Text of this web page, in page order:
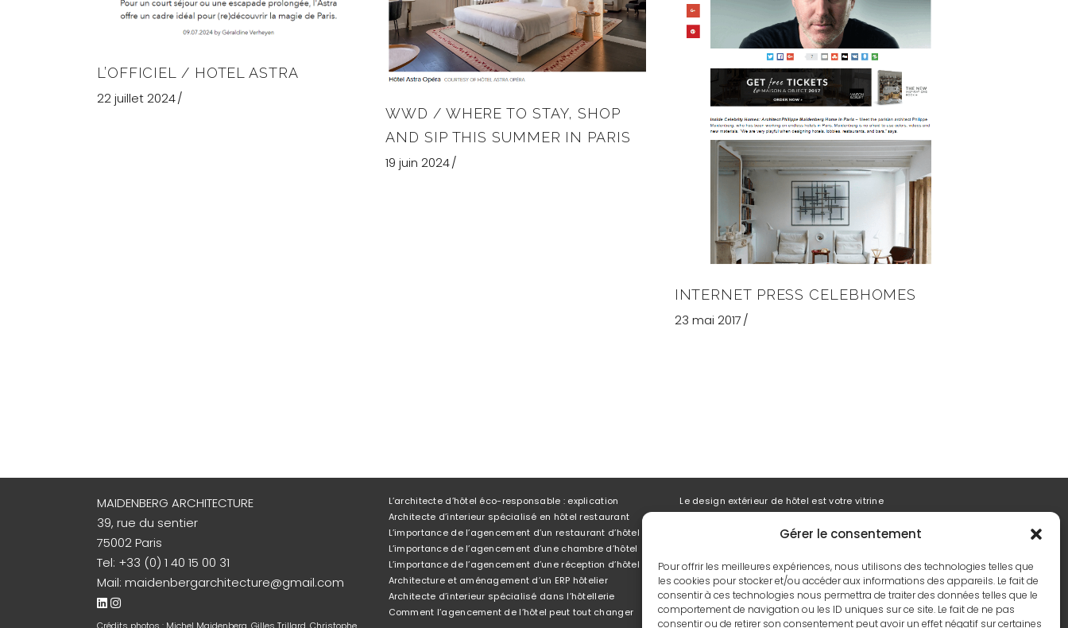
Gérer le consentement
Pour offrir les meilleures expériences, nous utilisons des technologies telles que
les cookies pour stocker et/ou accéder aux informations des appareils. Le fait de
consentir à ces technologies nous permettra de traiter des données telles que le
comportement de navigation ou les ID uniques sur ce site. Le fait de ne pas
consentir ou de retirer son consentement peut avoir un effet négatif sur certaines
L’OFFICIEL / HOTEL ASTRA
22 juillet 2024
WWD / WHERE TO STAY, SHOP
AND SIP THIS SUMMER IN PARIS
19 juin 2024
INTERNET PRESS CELEBHOMES
23 mai 2017
MAIDENBERG ARCHITECTURE
39, rue du sentier
75002 Paris
Tel: +33 (0) 1 40 15 00 31
Mail: maidenbergarchitecture@gmail.com
L’architecte d’hôtel éco-responsable : explication
Architecte d’interieur spécialisé en hôtel restaurant
L’importance de l’agencement d’un restaurant d’hôtel
L’importance de l’agencement d’une chambre d’hôtel
L’importance de l’agencement d’une réception d’hôtel
Architecture et aménagement d’un ERP hôtelier
Architecte d’interieur spécialisé dans l’hôtellerie
Comment l’agencement de l’hôtel peut tout changer
Le design extérieur de hôtel est votre vitrine
L’innovation architecturale dans la conception d’hôtel
Comprendre les concepts de projets hôteliers
Architecte Expert en Hôtels de Luxe et Design
Prenez un architecte spécialisé dans les hôtels